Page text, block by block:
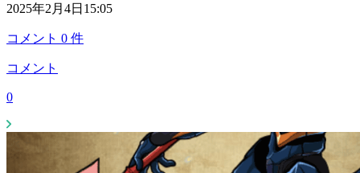
2025年2月4日15:05
コメント 0 件
コメント
0